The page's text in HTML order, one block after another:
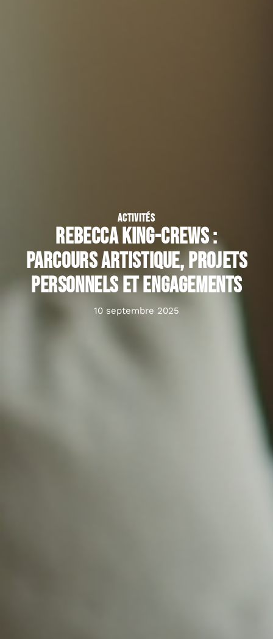
ACTIVITÉS
Rebecca King-Crews :
parcours artistique, projets
personnels et engagements
10 septembre 2025